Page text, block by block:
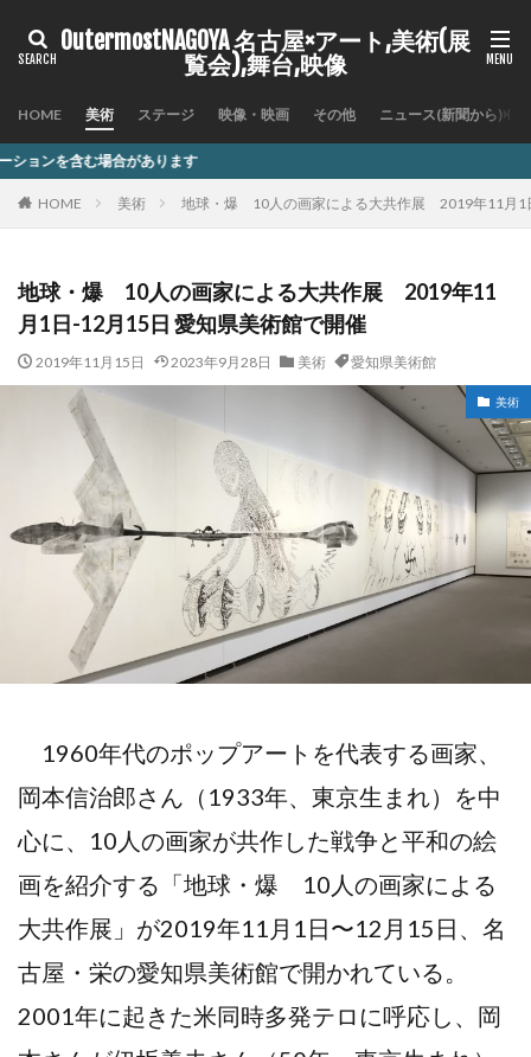
OutermostNAGOYA 名古屋×アート,美術(展
覧会),舞台,映像
HOME 美術 ステージ 映像・映画 その他 ニュース(新聞から)
す
HOME 美術 地球・爆 10人の画家による大共作展 2019年11月1
地球・爆 10人の画家による大共作展 2019年11
月1日-12月15日 愛知県美術館で開催
2019年11月15日 2023年9月28日 美術 愛知県美術館
美術
1960年代のポップアートを代表する画家、
岡本信治郎さん（1933年、東京生まれ）を中
心に、10人の画家が共作した戦争と平和の絵
画を紹介する「地球・爆 10人の画家による
大共作展」が2019年11月1日〜12月15日、名
古屋・栄の愛知県美術館で開かれている。
2001年に起きた米同時多発テロに呼応し、岡